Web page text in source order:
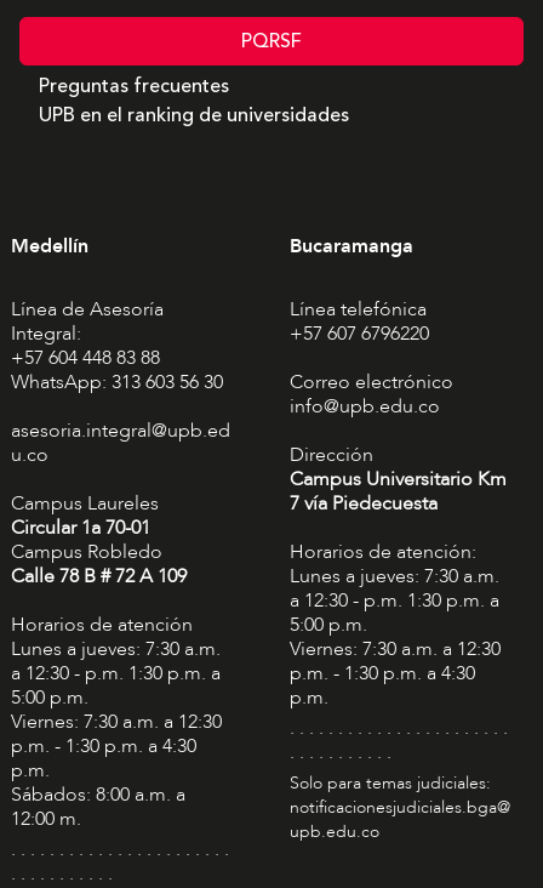
PQRSF
Preguntas frecuentes
UPB en el ranking de universidades
Medellín
Línea de Asesoría
Integral:
+57 604 448 83 88
WhatsApp: 313 603 56 30
asesoria.integral@upb.ed
u.co
Campus Laureles
Circular 1a 70-01
Campus Robledo
Calle 78 B # 72 A 109
Horarios de atención
Lunes a jueves: 7:30 a.m.
a 12:30 - p.m. 1:30 p.m. a
5:00 p.m.
Viernes: 7:30 a.m. a 12:30
p.m. - 1:30 p.m. a 4:30
p.m.
Sábados: 8:00 a.m. a
12:00 m.
. . . . . . . . . . . . . . . . . . . . . . .
. . . . . . . . . . .
Bucaramanga
Línea telefónica
+57 607 6796220
Correo electrónico
info@upb.edu.co
Dirección
Campus Universitario Km
7 vía Piedecuesta
Horarios de atención:
Lunes a jueves: 7:30 a.m.
a 12:30 - p.m. 1:30 p.m. a
5:00 p.m.
Viernes: 7:30 a.m. a 12:30
p.m. - 1:30 p.m. a 4:30
p.m.
. . . . . . . . . . . . . . . . . . . . . . .
. . . . . . . . . . .
Solo para temas judiciales:
notificacionesjudiciales.bga@
upb.edu.co